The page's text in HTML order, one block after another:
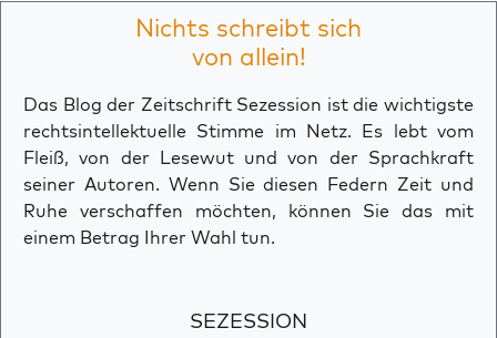
Nichts schreibt sich
von allein!
Das Blog der Zeitschrift Sezession ist die wichtigste
rechtsintellektuelle Stimme im Netz. Es lebt vom
Fleiß, von der Lesewut und von der Sprachkraft
seiner Autoren. Wenn Sie diesen Federn Zeit und
Ruhe verschaffen möchten, können Sie das mit
einem Betrag Ihrer Wahl tun.
SEZESSION